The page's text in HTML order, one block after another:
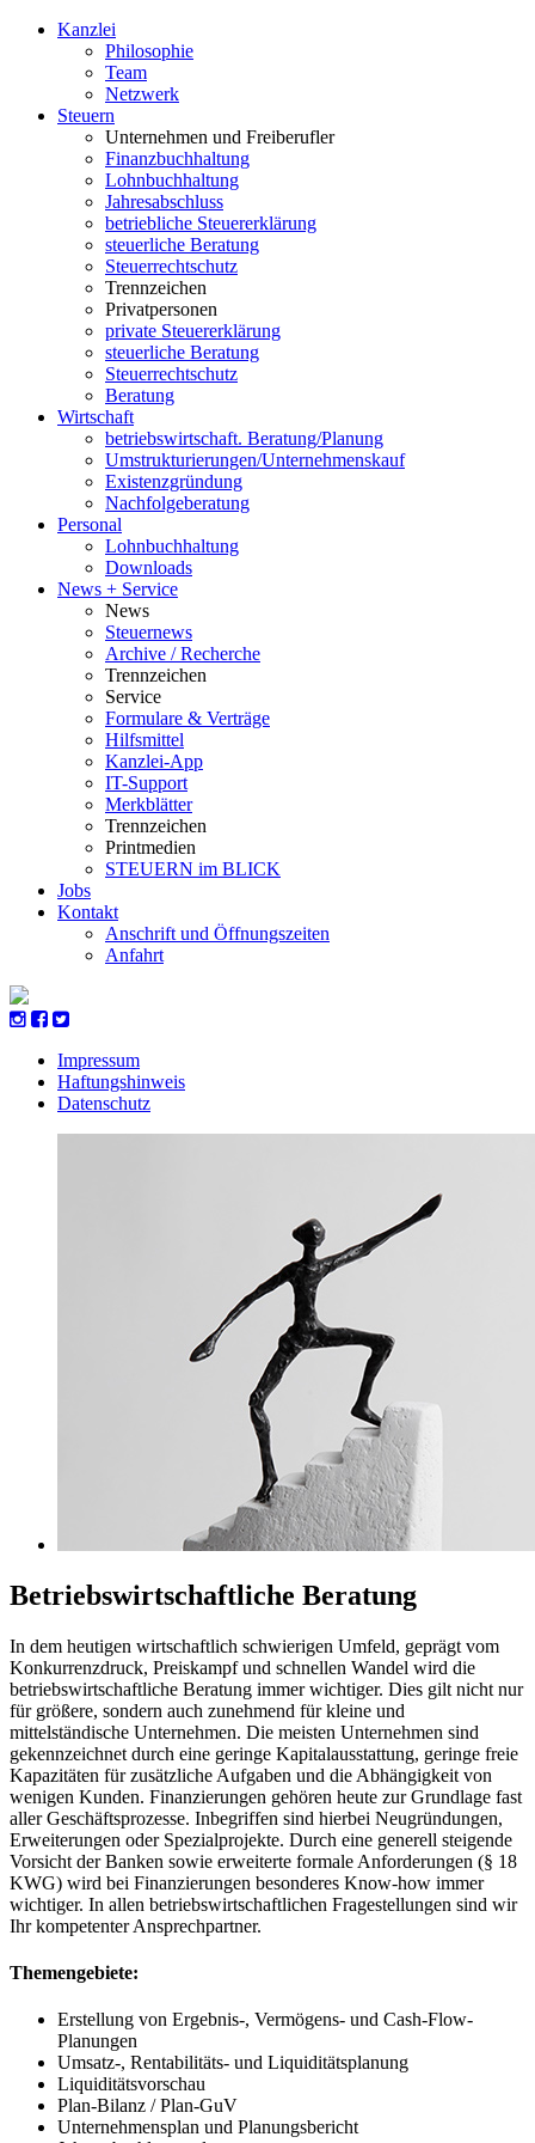
Kanzlei
Philosophie
Team
Netzwerk
Steuern
Unternehmen und Freiberufler
Finanzbuchhaltung
Lohnbuchhaltung
Jahresabschluss
betriebliche Steuererklärung
steuerliche Beratung
Steuerrechtschutz
Trennzeichen
Privatpersonen
private Steuererklärung
steuerliche Beratung
Steuerrechtschutz
Beratung
Wirtschaft
betriebswirtschaft. Beratung/Planung
Umstrukturierungen/Unternehmenskauf
Existenzgründung
Nachfolgeberatung
Personal
Lohnbuchhaltung
Downloads
News + Service
News
Steuernews
Archive / Recherche
Trennzeichen
Service
Formulare & Verträge
Hilfsmittel
Kanzlei-App
IT-Support
Merkblätter
Trennzeichen
Printmedien
STEUERN im BLICK
Jobs
Kontakt
Anschrift und Öffnungszeiten
Anfahrt
Impressum
Haftungshinweis
Datenschutz
Betriebswirtschaftliche Beratung
In dem heutigen wirtschaftlich schwierigen Umfeld, geprägt vom
Konkurrenzdruck, Preiskampf und schnellen Wandel wird die
betriebswirtschaftliche Beratung immer wichtiger. Dies gilt nicht nur
für größere, sondern auch zunehmend für kleine und
mittelständische Unternehmen. Die meisten Unternehmen sind
gekennzeichnet durch eine geringe Kapitalausstattung, geringe freie
Kapazitäten für zusätzliche Aufgaben und die Abhängigkeit von
wenigen Kunden. Finanzierungen gehören heute zur Grundlage fast
aller Geschäftsprozesse. Inbegriffen sind hierbei Neugründungen,
Erweiterungen oder Spezialprojekte. Durch eine generell steigende
Vorsicht der Banken sowie erweiterte formale Anforderungen (§ 18
KWG) wird bei Finanzierungen besonderes Know-how immer
wichtiger. In allen betriebswirtschaftlichen Fragestellungen sind wir
Ihr kompetenter Ansprechpartner.
Themengebiete:
Erstellung von Ergebnis-, Vermögens- und Cash-Flow-
Planungen
Umsatz-, Rentabilitäts- und Liquiditätsplanung
Liquiditätsvorschau
Plan-Bilanz / Plan-GuV
Unternehmensplan und Planungsbericht